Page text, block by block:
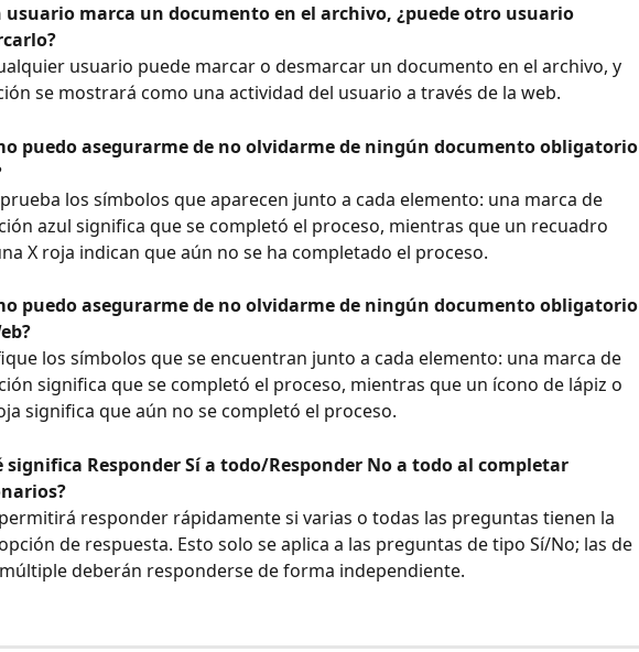
usuario marca un documento en el archivo, ¿puede otro usuario
se mostrará como una actividad del usuario a través de la web.
puedo asegurarme de no olvidarme de ningún documento obligatorio
azul significa que se completó el proceso, mientras que un recuadro
X roja indican que aún no se ha completado el proceso.
puedo asegurarme de no olvidarme de ningún documento obligatorio
significa que se completó el proceso, mientras que un ícono de lápiz o
significa que aún no se completó el proceso.
significa Responder Sí a todo/Responder No a todo al completar
responder rápidamente si varias o todas las preguntas tienen la
de respuesta. Esto solo se aplica a las preguntas de tipo Sí/No; las de
deberán responderse de forma independiente.